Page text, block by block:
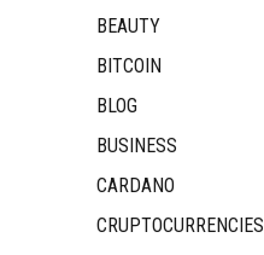
BEAUTY
BITCOIN
BLOG
BUSINESS
CARDANO
CRUPTOCURRENCIES